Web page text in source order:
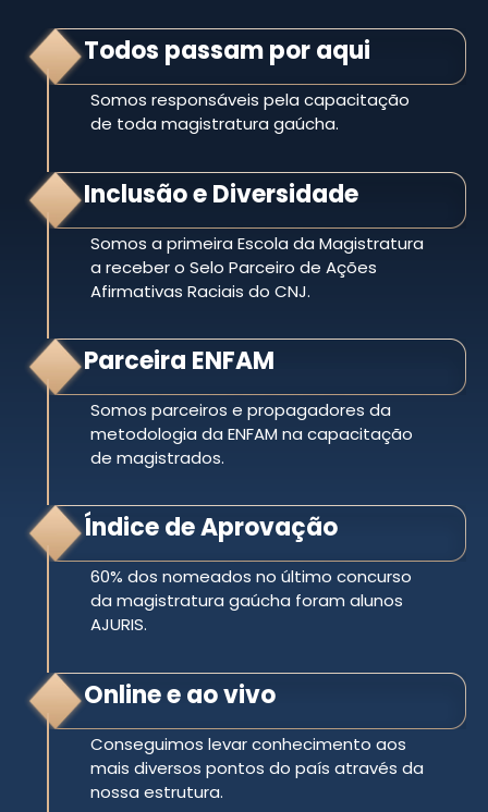
Todos passam por aqui
Somos responsáveis pela capacitação
de toda magistratura gaúcha.
Inclusão e Diversidade
Somos a primeira Escola da Magistratura
a receber o Selo Parceiro de Ações
Afirmativas Raciais do CNJ.
Parceira ENFAM
Somos parceiros e propagadores da
metodologia da ENFAM na capacitação
de magistrados.
Índice de Aprovação
60% dos nomeados no último concurso
da magistratura gaúcha foram alunos
AJURIS.
Online e ao vivo
Conseguimos levar conhecimento aos
mais diversos pontos do país através da
nossa estrutura.